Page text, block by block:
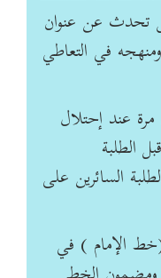
تحدث عن عنوان
في التعاطي
عند إحتلال
الطلبة
السائرين على
الإمام ) في